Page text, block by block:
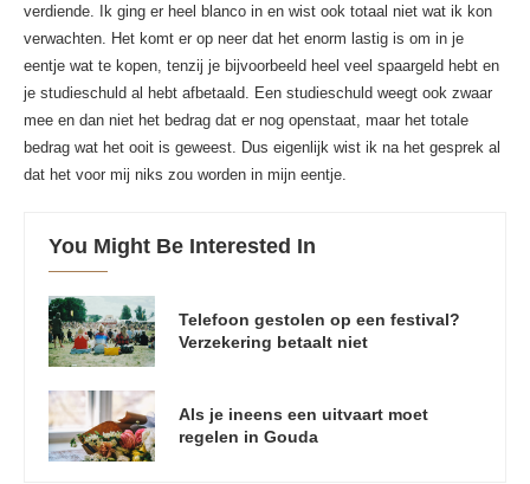
verdiende. Ik ging er heel blanco in en wist ook totaal niet wat ik kon
verwachten. Het komt er op neer dat het enorm lastig is om in je
eentje wat te kopen, tenzij je bijvoorbeeld heel veel spaargeld hebt en
je studieschuld al hebt afbetaald. Een studieschuld weegt ook zwaar
mee en dan niet het bedrag dat er nog openstaat, maar het totale
bedrag wat het ooit is geweest. Dus eigenlijk wist ik na het gesprek al
dat het voor mij niks zou worden in mijn eentje.
You Might Be Interested In
Telefoon gestolen op een festival?
Verzekering betaalt niet
Als je ineens een uitvaart moet
regelen in Gouda